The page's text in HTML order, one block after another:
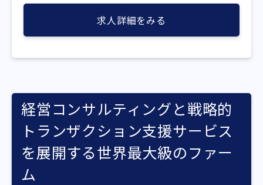
求人詳細をみる
経営コンサルティングと戦略的
トランザクション支援サービス
を展開する世界最大級のファー
ム